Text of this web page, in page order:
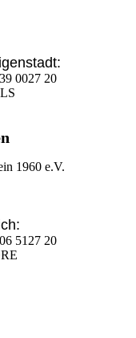
0027 20
1960 e.V.
5127 20